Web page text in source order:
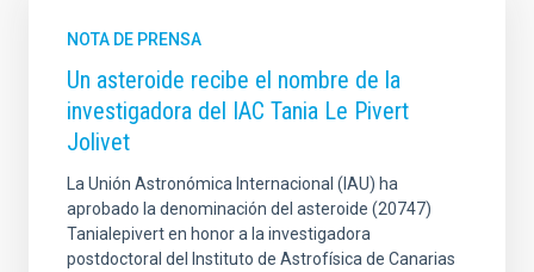
NOTA DE PRENSA
Un asteroide recibe el nombre de la
investigadora del IAC Tania Le Pivert
Jolivet
La Unión Astronómica Internacional (IAU) ha
aprobado la denominación del asteroide (20747)
Tanialepivert en honor a la investigadora
postdoctoral del Instituto de Astrofísica de Canarias